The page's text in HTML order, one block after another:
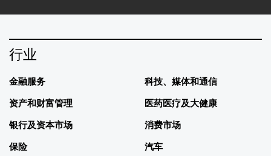
行业
金融服务
资产和财富管理
银行及资本市场
保险
科技、媒体和通信
医药医疗及大健康
消费市场
汽车